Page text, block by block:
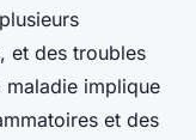
et des troubles
implique
et des